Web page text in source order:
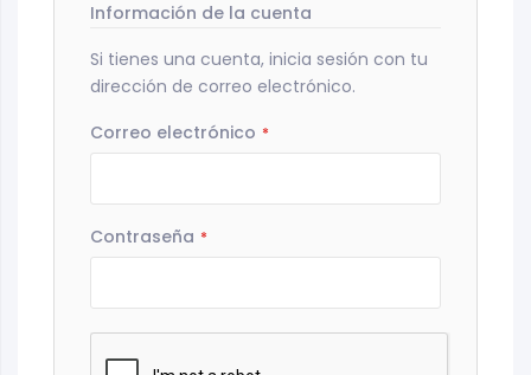
Información de la cuenta
Si tienes una cuenta, inicia sesión con tu
dirección de correo electrónico.
Correo electrónico
Contraseña